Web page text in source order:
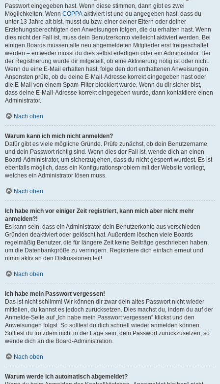
Passwort eingegeben hast. Wenn diese stimmen, dann gibt es zwei
Möglichkeiten. Wenn COPPA aktiviert ist und du angegeben hast, dass du
unter 13 Jahre alt bist, musst du bzw. einer deiner Eltern oder deiner
Erziehungsberechtigten den Anweisungen folgen, die du erhalten hast. Wenn
dies nicht der Fall ist, muss dein Benutzerkonto vielleicht aktiviert werden. Bei
einigen Boards müssen alle neu angemeldeten Mitglieder erst freigeschaltet
werden – entweder musst du dies selbst erledigen oder ein Administrator. Bei
der Registrierung wurde dir mitgeteilt, ob eine Aktivierung nötig ist oder nicht.
Wenn du eine E-Mail erhalten hast, folge den dort enthaltenen Anweisungen.
Ansonsten prüfe, ob du deine E-Mail-Adresse korrekt eingegeben hast oder
die E-Mail von einem Spam-Filter blockiert wurde. Wenn du dir sicher bist,
dass deine E-Mail-Adresse korrekt eingegeben wurde, dann kontaktiere einen
Administrator.
Nach oben
Warum kann ich mich nicht anmelden?
Dafür gibt es viele mögliche Gründe. Prüfe zunächst, ob dein Benutzername
und dein Passwort richtig sind. Wenn dies der Fall ist, wende dich an einen
Board-Administrator, um sicherzugehen, dass du nicht gesperrt wurdest. Es ist
ebenfalls möglich, dass ein Konfigurationsproblem mit der Website vorliegt,
welches ein Administrator lösen muss.
Nach oben
Ich habe mich vor einiger Zeit registriert, kann mich aber nicht mehr
anmelden?!
Es kann sein, dass ein Administrator dein Benutzerkonto aus verschieden
Gründen deaktiviert oder gelöscht hat. Außerdem löschen viele Boards
regelmäßig Benutzer, die für längere Zeit keine Beiträge geschrieben haben,
um die Datenbankgröße zu verringern. Registriere dich einfach erneut und
nimm aktiv an den Diskussionen teil!
Nach oben
Ich habe mein Passwort vergessen!
Das ist nicht schlimm! Wir können dir zwar dein altes Passwort nicht wieder
mitteilen, du kannst es jedoch zurücksetzen. Dies machst du, indem du auf der
Anmelde-Seite auf „Ich habe mein Passwort vergessen“ klickst und den
Anweisungen folgst. So solltest du dich schnell wieder anmelden können.
Solltest du trotzdem nicht in der Lage sein, dein Passwort zurückzusetzen, so
wende dich an die Board-Administration.
Nach oben
Warum werde ich automatisch abgemeldet?